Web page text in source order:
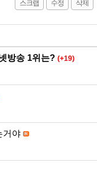
스크랩 수정 삭제
방송 1위는? (+19)
거야